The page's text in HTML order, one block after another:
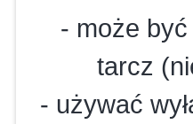
- może
tarcz
- używać